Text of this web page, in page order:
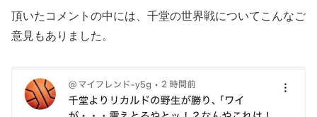
頂いたコメントの中には、千堂の世界戦についてこんなご
意見もありました。